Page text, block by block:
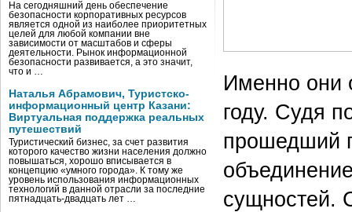
На сегодняшний день обеспечение
безопасности корпоративных ресурсов
является одной из наиболее приоритетных
целей для любой компании вне
зависимости от масштабов и сферы
деятельности. Рынок информационной
безопасности развивается, а это значит,
что и …
Наталья Абрамович, Туристско-
информационный центр Казани:
Виртуальная поддержка реальных
путешествий
Туристический бизнес, за счет развития
которого качество жизни населения должно
повышаться, хорошо вписывается в
концепцию «умного города». К тому же
уровень использования информационных
технологий в данной отрасли за последние
пятнадцать-двадцать лет …
Именно они
году. Судя
прошедший
сущностей.